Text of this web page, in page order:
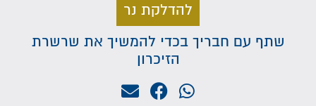
להדלקת נר
שתף עם חבריך בכדי להמשיך את שרשרת
הזיכרון